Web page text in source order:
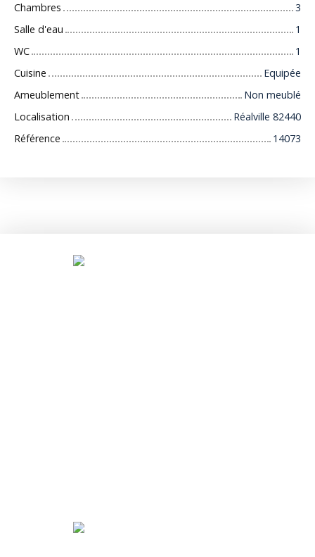
Chambres
3
Salle d'eau
1
WC
1
Cuisine
Equipée
Ameublement
Non meublé
Localisation
Réalville 82440
Référence
14073